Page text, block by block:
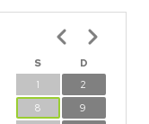
S
D
1
2
8
9
Paginación